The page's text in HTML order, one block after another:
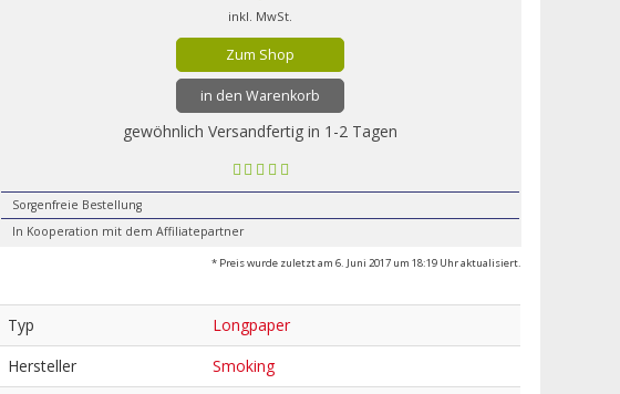
inkl. MwSt.
Zum Shop
in den Warenkorb
gewöhnlich Versandfertig in 1-2 Tagen
Sorgenfreie Bestellung
In Kooperation mit dem Affiliatepartner
* Preis wurde zuletzt am 6. Juni 2017 um 18:19 Uhr aktualisiert.
Typ
Longpaper
Hersteller
Smoking